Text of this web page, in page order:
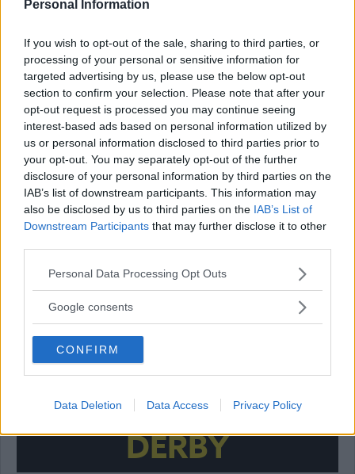
Personal Information
If you wish to opt-out of the sale, sharing to third parties, or
processing of your personal or sensitive information for
targeted advertising by us, please use the below opt-out
section to confirm your selection. Please note that after your
opt-out request is processed you may continue seeing
interest-based ads based on personal information utilized by
us or personal information disclosed to third parties prior to
your opt-out. You may separately opt-out of the further
disclosure of your personal information by third parties on the
IAB’s list of downstream participants. This information may
also be disclosed by us to third parties on the IAB’s List of
Downstream Participants that may further disclose it to other
Please note that this website/app uses one or more Google
not limited to your visit or usage behaviour. You may click to
use your data for below specified purposes in below Google
consent section.
Personal Data Processing Opt Outs
Google consents
CONFIRM
Data Deletion Data Access Privacy Policy
Annons:
Lindgren nöjd: "Nödvändigt om vi ska
kriga om seriesegern"
FOTBOLL 07 augusti 2026 20.42
VIDEO: Albin målskytt i derbyt mot
moderklubben
FOTBOLL
Annons:
DERBY